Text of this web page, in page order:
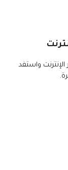
واستفد